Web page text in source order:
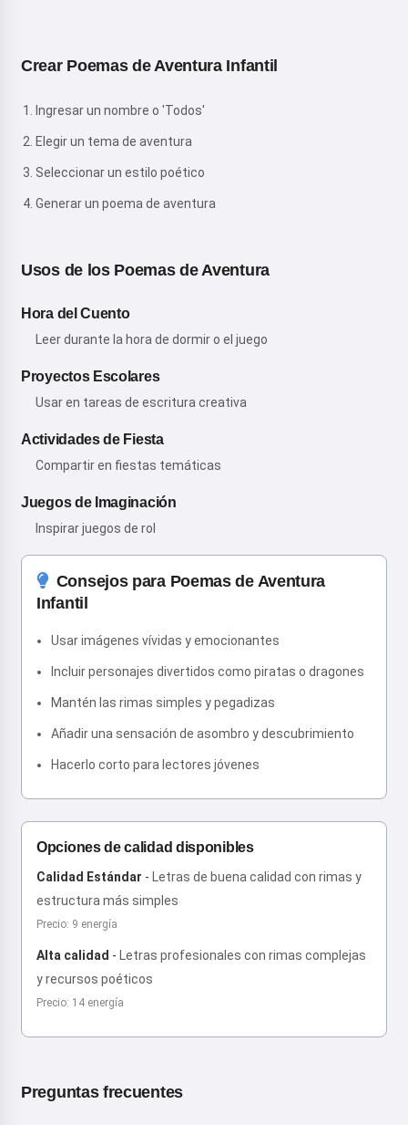
Crear Poemas de Aventura Infantil
Ingresar un nombre o 'Todos'
Elegir un tema de aventura
Seleccionar un estilo poético
Generar un poema de aventura
Usos de los Poemas de Aventura
Hora del Cuento
Leer durante la hora de dormir o el juego
Proyectos Escolares
Usar en tareas de escritura creativa
Actividades de Fiesta
Compartir en fiestas temáticas
Juegos de Imaginación
Inspirar juegos de rol
Consejos para Poemas de Aventura
Infantil
Usar imágenes vívidas y emocionantes
Incluir personajes divertidos como piratas o dragones
Mantén las rimas simples y pegadizas
Añadir una sensación de asombro y descubrimiento
Hacerlo corto para lectores jóvenes
Opciones de calidad disponibles
Calidad Estándar - Letras de buena calidad con rimas y
estructura más simples
Precio: 9 energía
Alta calidad - Letras profesionales con rimas complejas
y recursos poéticos
Precio: 14 energía
Preguntas frecuentes